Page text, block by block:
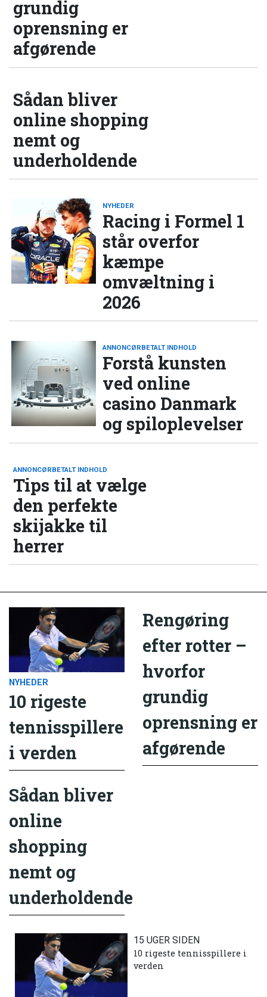
grundig
oprensning er
afgørende
Sådan bliver
online shopping
nemt og
underholdende
NYHEDER
Racing i Formel 1
står overfor
kæmpe
omvæltning i
2026
ANNONCØRBETALT INDHOLD
Forstå kunsten
ved online
casino Danmark
og spiloplevelser
ANNONCØRBETALT INDHOLD
Tips til at vælge
den perfekte
skijakke til
herrer
NYHEDER
10 rigeste
tennisspillere
i verden
Rengøring
efter rotter –
hvorfor
grundig
oprensning er
afgørende
Sådan bliver
online
shopping
nemt og
underholdende
15 UGER SIDEN
10 rigeste tennisspillere i
verden